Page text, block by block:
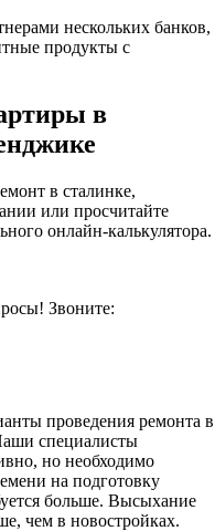
нескольких банков,
продукты с
в
в сталинке,
или просчитайте
онлайн-калькулятора.
Звоните:
проведения ремонта в
специалисты
но необходимо
на подготовку
больше. Высыхание
чем в новостройках.